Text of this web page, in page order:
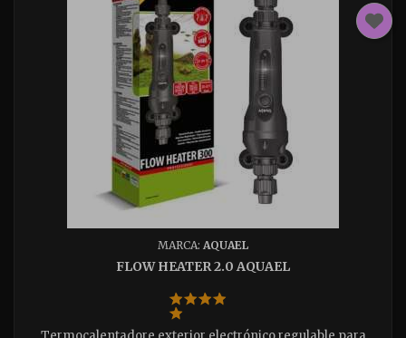
MARCA: AQUAEL
FLOW HEATER 2.0 AQUAEL